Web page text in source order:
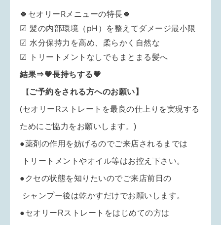
🍀セオリーRメニューの特長🍀
☑ 髪の内部環境（pH）を整えてダメージ最小限
☑ 水分保持力を高め、柔らかく自然な
☑ トリートメントなしでもまとまる髪へ
結果⇒💗長持ちする💗
【 ご予約をされる方へのお願い】
(セオリーRストレートを最良の仕上りを実現する
ためにご協力をお願いします。 )
●薬剤の作用を妨げるのでご来店されるまでは
トリートメントやオイル等はお控え 下さい。
●クセの状態を知りたいのでご来店前日の
シャンプー後は乾かすだけでお願いします。
●セオリーRストレートをはじめての方は